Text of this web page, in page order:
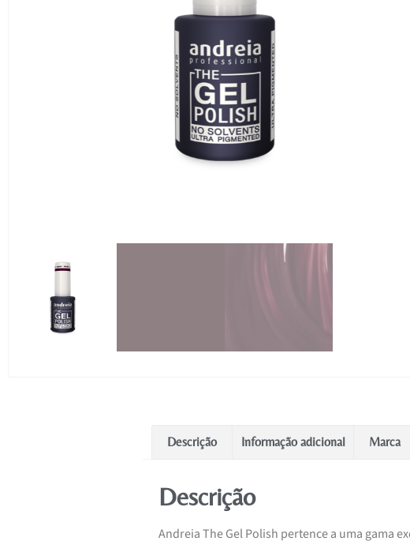
Descrição Informação adicional Marca
Descrição
Andreia The Gel Polish pertence a uma gama